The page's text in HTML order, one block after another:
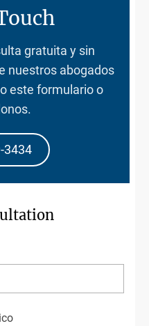
gratuita y sin
nuestros abogados
este formulario o
3434